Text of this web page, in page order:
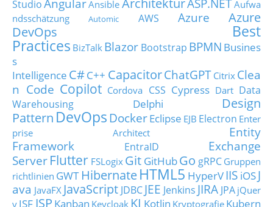
StudioAngularAnsible ASP.NETAufwa
ndsschätzung
Automic AWS Azure
Azure
DevOps
Best
Practices BizTalk Blazor Bootstrap BPMN Busines
s
Intelligence C#C++ CapacitorChatGPT Citrix Clea
n Code Copilot Cordova CSS Cypress Dart Data
Warehousing
Delphi
Design
Pattern DevOps DockerEclipse EJB Electron Enter
prise Architect
Entity
Framework
EntraID
Exchange
Server Flutter FSLogix Git GitHubGo gRPC Gruppen
richtlinien GWT HibernateHTML5 HyperVIIS iOSJ
ava JavaFX JavaScript JDBC JEE Jenkins JIRA JPA jQuer
y JSF JSP Kanban Keycloak KI Kotlin Kryptografie Kubern